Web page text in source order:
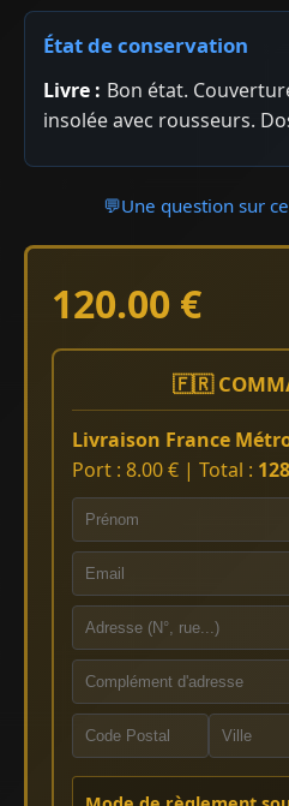
État de conservation
Livre : Bon état.
insolée avec rousseurs.
💬Une question sur
120.00 €
🇫🇷
Livraison France
Port : 8.00 € | Total :